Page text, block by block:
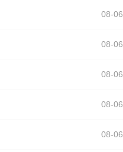
08-06
08-06
08-06
08-06
08-06